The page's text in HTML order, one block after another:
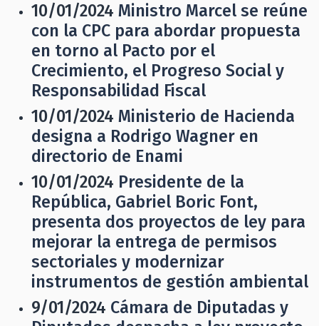
10/01/2024 Ministro Marcel se reúne
con la CPC para abordar propuesta
en torno al Pacto por el
Crecimiento, el Progreso Social y
Responsabilidad Fiscal
10/01/2024 Ministerio de Hacienda
designa a Rodrigo Wagner en
directorio de Enami
10/01/2024 Presidente de la
República, Gabriel Boric Font,
presenta dos proyectos de ley para
mejorar la entrega de permisos
sectoriales y modernizar
instrumentos de gestión ambiental
9/01/2024 Cámara de Diputadas y